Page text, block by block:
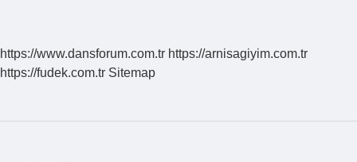
https://www.dansforum.com.tr https://arnisagiyim.com.tr
https://fudek.com.tr Sitemap